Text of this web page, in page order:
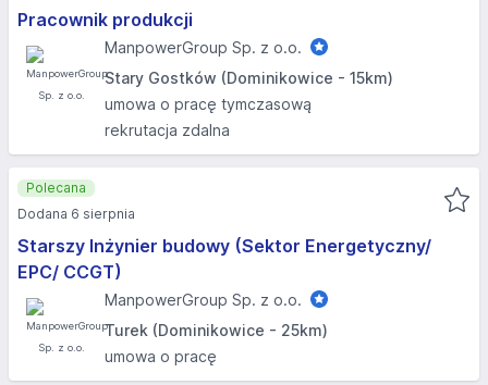
Pracownik produkcji
ManpowerGroup Sp. z o.o.
Stary Gostków (Dominikowice - 15km)
umowa o pracę tymczasową
rekrutacja zdalna
Starszy Inżynier budowy (Sektor Energetyczny/
EPC/ CCGT)
ManpowerGroup Sp. z o.o.
Turek (Dominikowice - 25km)
umowa o pracę
Polecana
Dodana 6 sierpnia